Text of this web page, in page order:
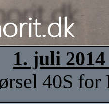
1. juli
40S for